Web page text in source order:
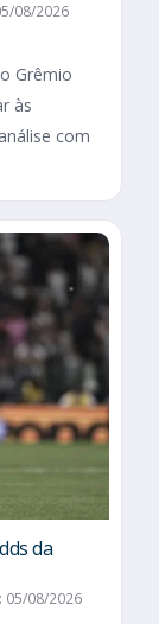
08/2026
Grêmio
às
com
da
05/08/2026